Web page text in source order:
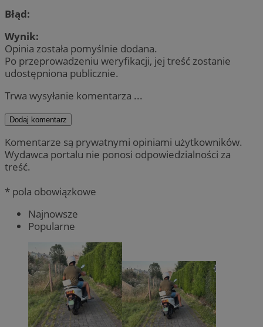
Błąd:
Wynik:
Opinia została pomyślnie dodana.
Po przeprowadzeniu weryfikacji, jej treść zostanie
udostępniona publicznie.
Trwa wysyłanie komentarza ...
Dodaj komentarz
Komentarze są prywatnymi opiniami użytkowników.
Wydawca portalu nie ponosi odpowiedzialności za
treść.
* pola obowiązkowe
Najnowsze
Popularne